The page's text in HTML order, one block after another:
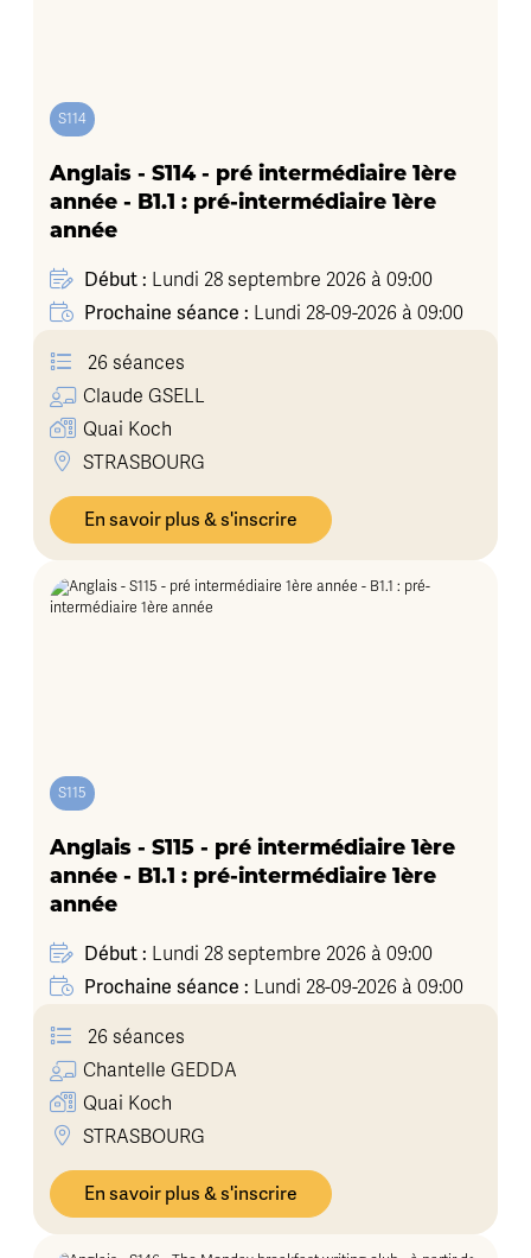
S114
Anglais - S114 - pré intermédiaire 1ère
année - B1.1 : pré-intermédiaire 1ère
année
Début : Lundi 28 septembre 2026 à 09:00
Prochaine séance : Lundi 28-09-2026 à 09:00
26 séances
Claude GSELL
Quai Koch
STRASBOURG
En savoir plus & s'inscrire
S115
Anglais - S115 - pré intermédiaire 1ère
année - B1.1 : pré-intermédiaire 1ère
année
Début : Lundi 28 septembre 2026 à 09:00
Prochaine séance : Lundi 28-09-2026 à 09:00
26 séances
Chantelle GEDDA
Quai Koch
STRASBOURG
En savoir plus & s'inscrire